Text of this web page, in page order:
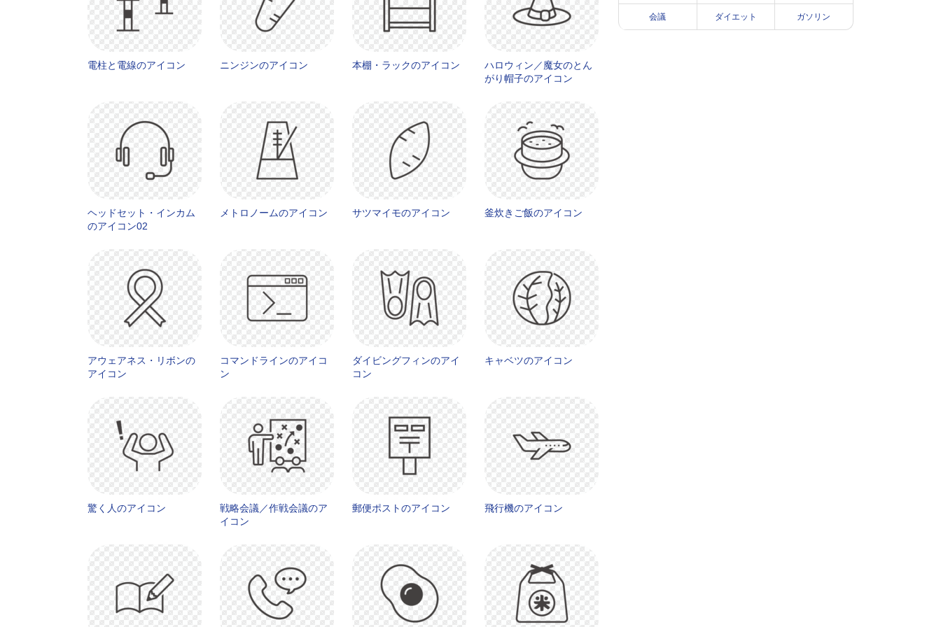
電柱と電線のアイコン ニンジンのアイコン 本棚・ラックのアイコン
ハロウィン／魔女のとん
がり帽子のアイコン
ヘッドセット・インカム
のアイコン02
メトロノームのアイコン サツマイモのアイコン 釜炊きご飯のアイコン
アウェアネス・リボンの
アイコン
コマンドラインのアイコ
ン
ダイビングフィンのアイ
コン
キャベツのアイコン
驚く人のアイコン
戦略会議／作戦会議のア
イコン
郵便ポストのアイコン 飛行機のアイコン
会議 ダイエット ガソリン